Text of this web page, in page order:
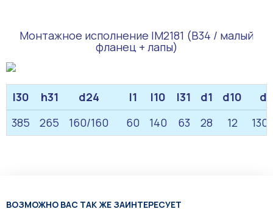
Монтажное исполнение IM2181 (B34 / малый
фланец + лапы)
l30 h31 d24 l1 l10 l31 d1 d10
385
265 160/160 60 140 63 28 12
ВОЗМОЖНО ВАС ТАК ЖЕ ЗАИНТЕРЕСУЕТ